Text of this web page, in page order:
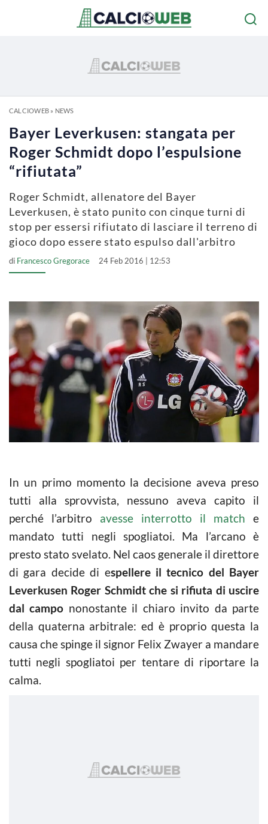
CALCIOWEB» NEWS
Bayer Leverkusen: stangata per
Roger Schmidt dopo l’espulsione
“rifiutata”
Roger Schmidt, allenatore del Bayer
Leverkusen, è stato punito con cinque turni di
stop per essersi rifiutato di lasciare il terreno di
gioco dopo essere stato espulso dall'arbitro
di Francesco Gregorace 24 Feb 2016 | 12:53
In un primo momento la decisione aveva preso
tutti alla sprovvista, nessuno aveva capito il
perché l’arbitro avesse interrotto il match e
mandato tutti negli spogliatoi. Ma l’arcano è
presto stato svelato. Nel caos generale il direttore
di gara decide di espellere il tecnico del Bayer
Leverkusen Roger Schmidt che si rifiuta di uscire
dal campo nonostante il chiaro invito da parte
della quaterna arbitrale: ed è proprio questa la
causa che spinge il signor Felix Zwayer a mandare
tutti negli spogliatoi per tentare di riportare la
calma.